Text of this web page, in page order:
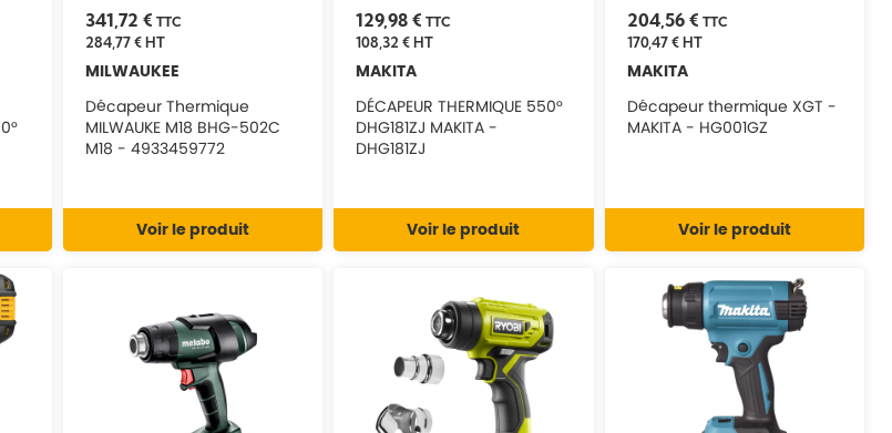
341,72 € TTC
284,77 €HT
MILWAUKEE
Décapeur Thermique
MILWAUKE M18 BHG-502C
M18 - 4933459772
Voir le produit
129,98 € TTC
108,32 €HT
MAKITA
DÉCAPEUR THERMIQUE 550°
DHG181ZJ MAKITA -
DHG181ZJ
Voir le produit
204,56 € TTC
170,47 €HT
MAKITA
Décapeur thermique XGT -
MAKITA - HG001GZ
Voir le produit